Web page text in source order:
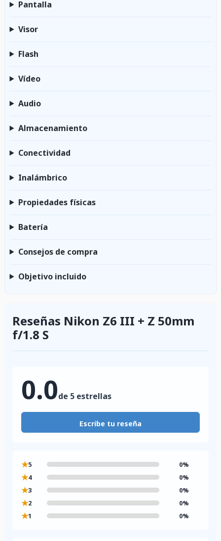
Pantalla
Visor
Flash
Vídeo
Audio
Almacenamiento
Conectividad
Inalámbrico
Propiedades físicas
Batería
Consejos de compra
Objetivo incluido
Reseñas Nikon Z6 III + Z 50mm
f/1.8 S
0.0de 5 estrellas
Escribe tu reseña
★5 0%
★4 0%
★3 0%
★2 0%
★1 0%